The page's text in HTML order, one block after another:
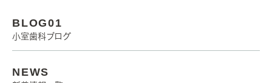
BLOG01
小室歯科ブログ
NEWS